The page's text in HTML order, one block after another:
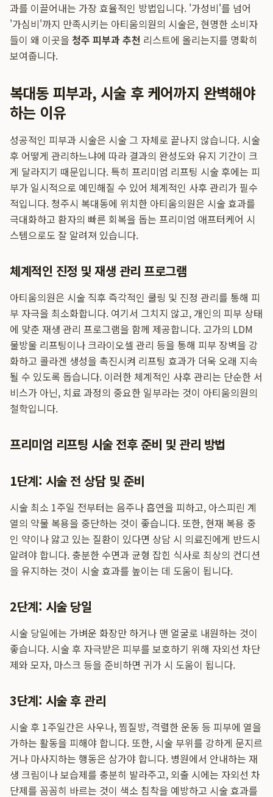
과를 이끌어내는 가장 효율적인 방법입니다. '가성비'를 넘어
'가심비'까지 만족시키는 아티움의원의 시술은, 현명한 소비자
들이 왜 이곳을 청주 피부과 추천 리스트에 올리는지를 명확히
보여줍니다.
복대동 피부과, 시술 후 케어까지 완벽해야
하는 이유
성공적인 피부과 시술은 시술 그 자체로 끝나지 않습니다. 시술
후 어떻게 관리하느냐에 따라 결과의 완성도와 유지 기간이 크
게 달라지기 때문입니다. 특히 프리미엄 리프팅 시술 후에는 피
부가 일시적으로 예민해질 수 있어 체계적인 사후 관리가 필수
적입니다. 청주시 복대동에 위치한 아티움의원은 시술 효과를
극대화하고 환자의 빠른 회복을 돕는 프리미엄 애프터케어 시
스템으로도 잘 알려져 있습니다.
체계적인 진정 및 재생 관리 프로그램
아티움의원은 시술 직후 즉각적인 쿨링 및 진정 관리를 통해 피
부 자극을 최소화합니다. 여기서 그치지 않고, 개인의 피부 상태
에 맞춘 재생 관리 프로그램을 함께 제공합니다. 고가의 LDM
물방울 리프팅이나 크라이오셀 관리 등을 통해 피부 장벽을 강
화하고 콜라겐 생성을 촉진시켜 리프팅 효과가 더욱 오래 지속
될 수 있도록 돕습니다. 이러한 체계적인 사후 관리는 단순한 서
비스가 아닌, 치료 과정의 중요한 일부라는 것이 아티움의원의
철학입니다.
프리미엄 리프팅 시술 전후 준비 및 관리 방법
1단계: 시술 전 상담 및 준비
시술 최소 1주일 전부터는 음주나 흡연을 피하고, 아스피린 계
열의 약물 복용을 중단하는 것이 좋습니다. 또한, 현재 복용 중
인 약이나 앓고 있는 질환이 있다면 상담 시 의료진에게 반드시
알려야 합니다. 충분한 수면과 균형 잡힌 식사로 최상의 컨디션
을 유지하는 것이 시술 효과를 높이는 데 도움이 됩니다.
2단계: 시술 당일
시술 당일에는 가벼운 화장만 하거나 맨 얼굴로 내원하는 것이
좋습니다. 시술 후 자극받은 피부를 보호하기 위해 자외선 차단
제와 모자, 마스크 등을 준비하면 귀가 시 도움이 됩니다.
3단계: 시술 후 관리
시술 후 1주일간은 사우나, 찜질방, 격렬한 운동 등 피부에 열을
가하는 활동을 피해야 합니다. 또한, 시술 부위를 강하게 문지르
거나 마사지하는 행동은 삼가야 합니다. 병원에서 안내하는 재
생 크림이나 보습제를 충분히 발라주고, 외출 시에는 자외선 차
단제를 꼼꼼히 바르는 것이 색소 침착을 예방하고 시술 효과를